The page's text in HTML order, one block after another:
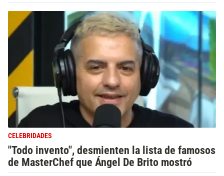
CELEBRIDADES
"Todo invento", desmienten la lista de famosos
de MasterChef que Ángel De Brito mostró